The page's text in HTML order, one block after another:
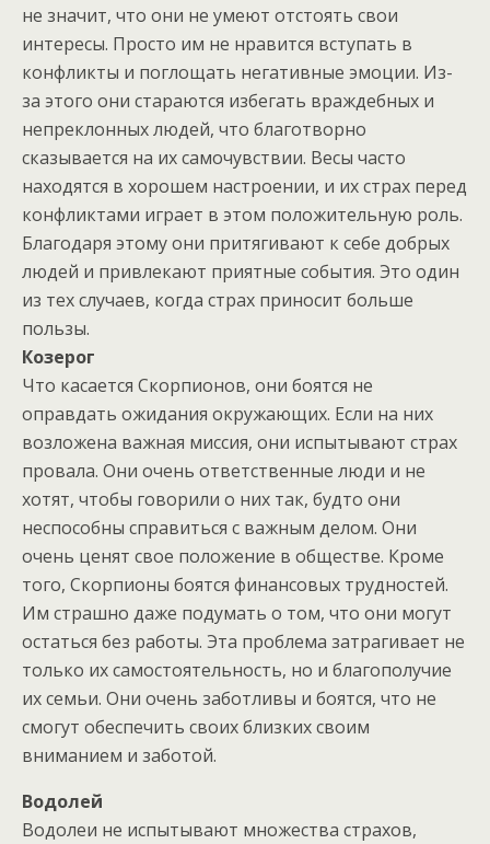
не значит, что они не умеют отстоять свои
интересы. Просто им не нравится вступать в
конфликты и поглощать негативные эмоции. Из-
за этого они стараются избегать враждебных и
непреклонных людей, что благотворно
сказывается на их самочувствии. Весы часто
находятся в хорошем настроении, и их страх перед
конфликтами играет в этом положительную роль.
Благодаря этому они притягивают к себе добрых
людей и привлекают приятные события. Это один
из тех случаев, когда страх приносит больше
пользы.
Козерог
Что касается Скорпионов, они боятся не
оправдать ожидания окружающих. Если на них
возложена важная миссия, они испытывают страх
провала. Они очень ответственные люди и не
хотят, чтобы говорили о них так, будто они
неспособны справиться с важным делом. Они
очень ценят свое положение в обществе. Кроме
того, Скорпионы боятся финансовых трудностей.
Им страшно даже подумать о том, что они могут
остаться без работы. Эта проблема затрагивает не
только их самостоятельность, но и благополучие
их семьи. Они очень заботливы и боятся, что не
смогут обеспечить своих близких своим
вниманием и заботой.
Водолей
Водолеи не испытывают множества страхов,